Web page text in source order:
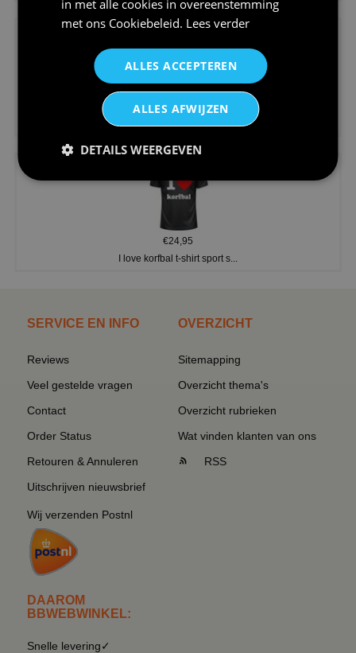
€24,95
V-hals shirt rood wit blauw st...
€24,95
I love korfbal t-shirt sport s...
SERVICE EN INFO
Reviews
Veel gestelde vragen
Contact
Order Status
Retouren & Annuleren
Uitschrijven nieuwsbrief
Wij verzenden Postnl
DAAROM
BBWEBWINKEL:
Snelle levering✓
OVERZICHT
Sitemapping
Overzicht thema's
Overzicht rubrieken
Wat vinden klanten van ons
RSS
in met alle cookies in overeenstemming
met ons Cookiebeleid. Lees verder
ALLES ACCEPTEREN
ALLES AFWIJZEN
DETAILS WEERGEVEN